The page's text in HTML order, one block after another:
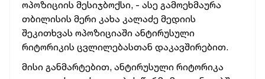
ოპოზიციის მესიჯბოქსი, - ასე გამოეხმაურა
თბილისის მერი კახა კალაძე მედიის
შეკითხვას ოპოზიციაში ანტირუსული
რიტორიკის ცვლილებასთან დაკავშირებით.
მისი განმარტებით, ანტირუსული რიტორიკა